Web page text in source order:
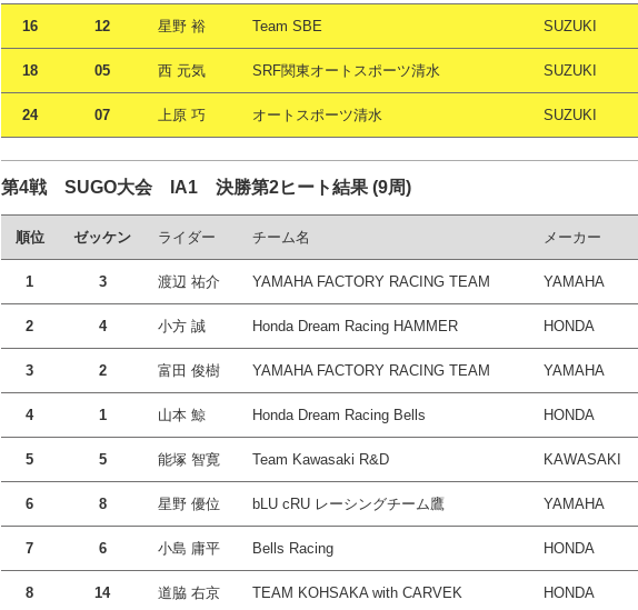
16 12 星野 裕 Team SBE SUZUKI
18 05 西 元気 SRF関東オートスポーツ清水 SUZUKI
24 07 上原 巧 オートスポーツ清水 SUZUKI
第4戦 SUGO大会 IA1 決勝第2ヒート結果 (9周)
順位 ゼッケン ライダー チーム名 メーカー
1 3 渡辺 祐介 YAMAHA FACTORY RACING TEAM YAMAHA
2 4 小方 誠 Honda Dream Racing HAMMER HONDA
3 2 富田 俊樹 YAMAHA FACTORY RACING TEAM YAMAHA
4 1 山本 鯨 Honda Dream Racing Bells HONDA
5 5 能塚 智寛 Team Kawasaki R&D KAWASAKI
6 8 星野 優位 bLU cRU レーシングチーム鷹 YAMAHA
7 6 小島 庸平 Bells Racing HONDA
8 14 道脇 右京 TEAM KOHSAKA with CARVEK HONDA